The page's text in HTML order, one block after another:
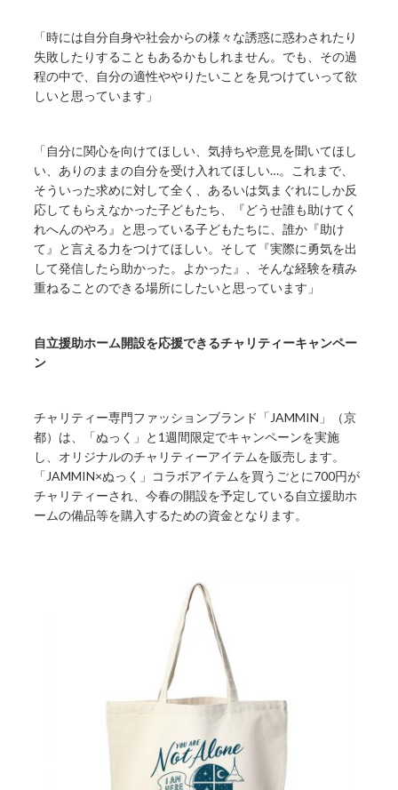
「時には自分自身や社会からの様々な誘惑に惑わされたり
失敗したりすることもあるかもしれません。でも、その過
程の中で、自分の適性ややりたいことを見つけていって欲
しいと思っています」
「自分に関心を向けてほしい、気持ちや意見を聞いてほし
い、ありのままの自分を受け入れてほしい…。これまで、
そういった求めに対して全く、あるいは気まぐれにしか反
応してもらえなかった子どもたち、『どうせ誰も助けてく
れへんのやろ』と思っている子どもたちに、誰か『助け
て』と言える力をつけてほしい。そして『実際に勇気を出
して発信したら助かった。よかった』、そんな経験を積み
重ねることのできる場所にしたいと思っています」
自立援助ホーム開設を応援できるチャリティーキャンペー
ン
チャリティー専門ファッションブランド「JAMMIN」（京
都）は、「ぬっく」と1週間限定でキャンペーンを実施
し、オリジナルのチャリティーアイテムを販売します。
「JAMMIN×ぬっく」コラボアイテムを買うごとに700円が
チャリティーされ、今春の開設を予定している自立援助ホ
ームの備品等を購入するための資金となります。